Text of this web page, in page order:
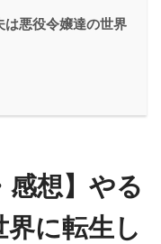
は悪役令嬢達の世界
感想】やる
に転生し